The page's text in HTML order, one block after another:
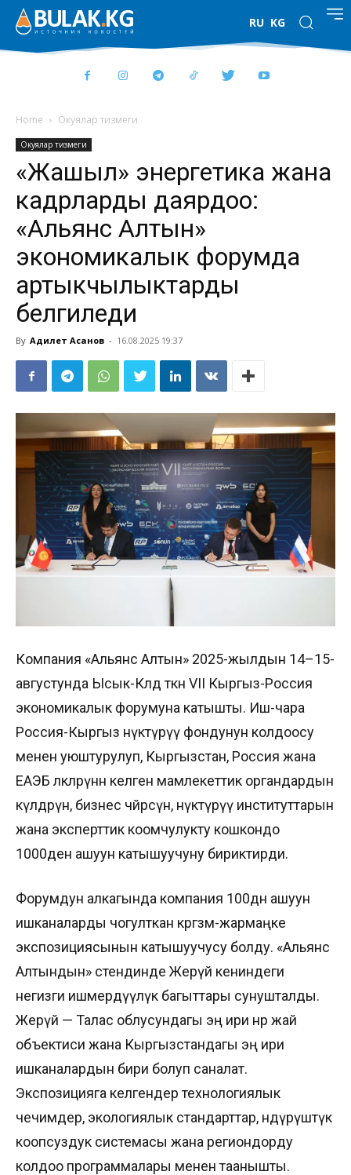
RU KG
Home Окуялар тизмеги
Окуялар тизмеги
«Жашыл» энергетика жана
кадрларды даярдоо:
«Альянс Алтын»
экономикалык форумда
артыкчылыктарды
белгиледи
By Адилет Асанов - 16.08.2025 19:37
Компания «Альянс Алтын» 2025-жылдын 14–15-
августунда Ысык-Көлдө өткөн VII Кыргыз-Россия
экономикалык форумуна катышты. Иш-чара
Россия-Кыргыз өнүктүрүү фондунун колдоосу
менен уюштурулуп, Кыргызстан, Россия жана
ЕАЭБ өлкөлөрүнөн келген мамлекеттик органдардын
өкүлдөрүн, бизнес чөйрөсүн, өнүктүрүү институттарын
жана эксперттик коомчулукту кошкондо
1000ден ашуун катышуучуну бириктирди.
Форумдун алкагында компания 100дөн ашуун
ишканаларды чогулткан көргөзмө-жармаңке
экспозициясынын катышуучусу болду. «Альянс
Алтындын» стендинде Жерүй кениндеги
негизги ишмердүүлүк багыттары сунушталды.
Жерүй — Талас облусундагы эң ири өнөр жай
объектиси жана Кыргызстандагы эң ири
ишканалардын бири болуп саналат.
Экспозицияга келгендер технологиялык
чечимдер, экологиялык стандарттар, өндүрүштүк
коопсуздук системасы жана региондорду
колдоо программалары менен таанышты.